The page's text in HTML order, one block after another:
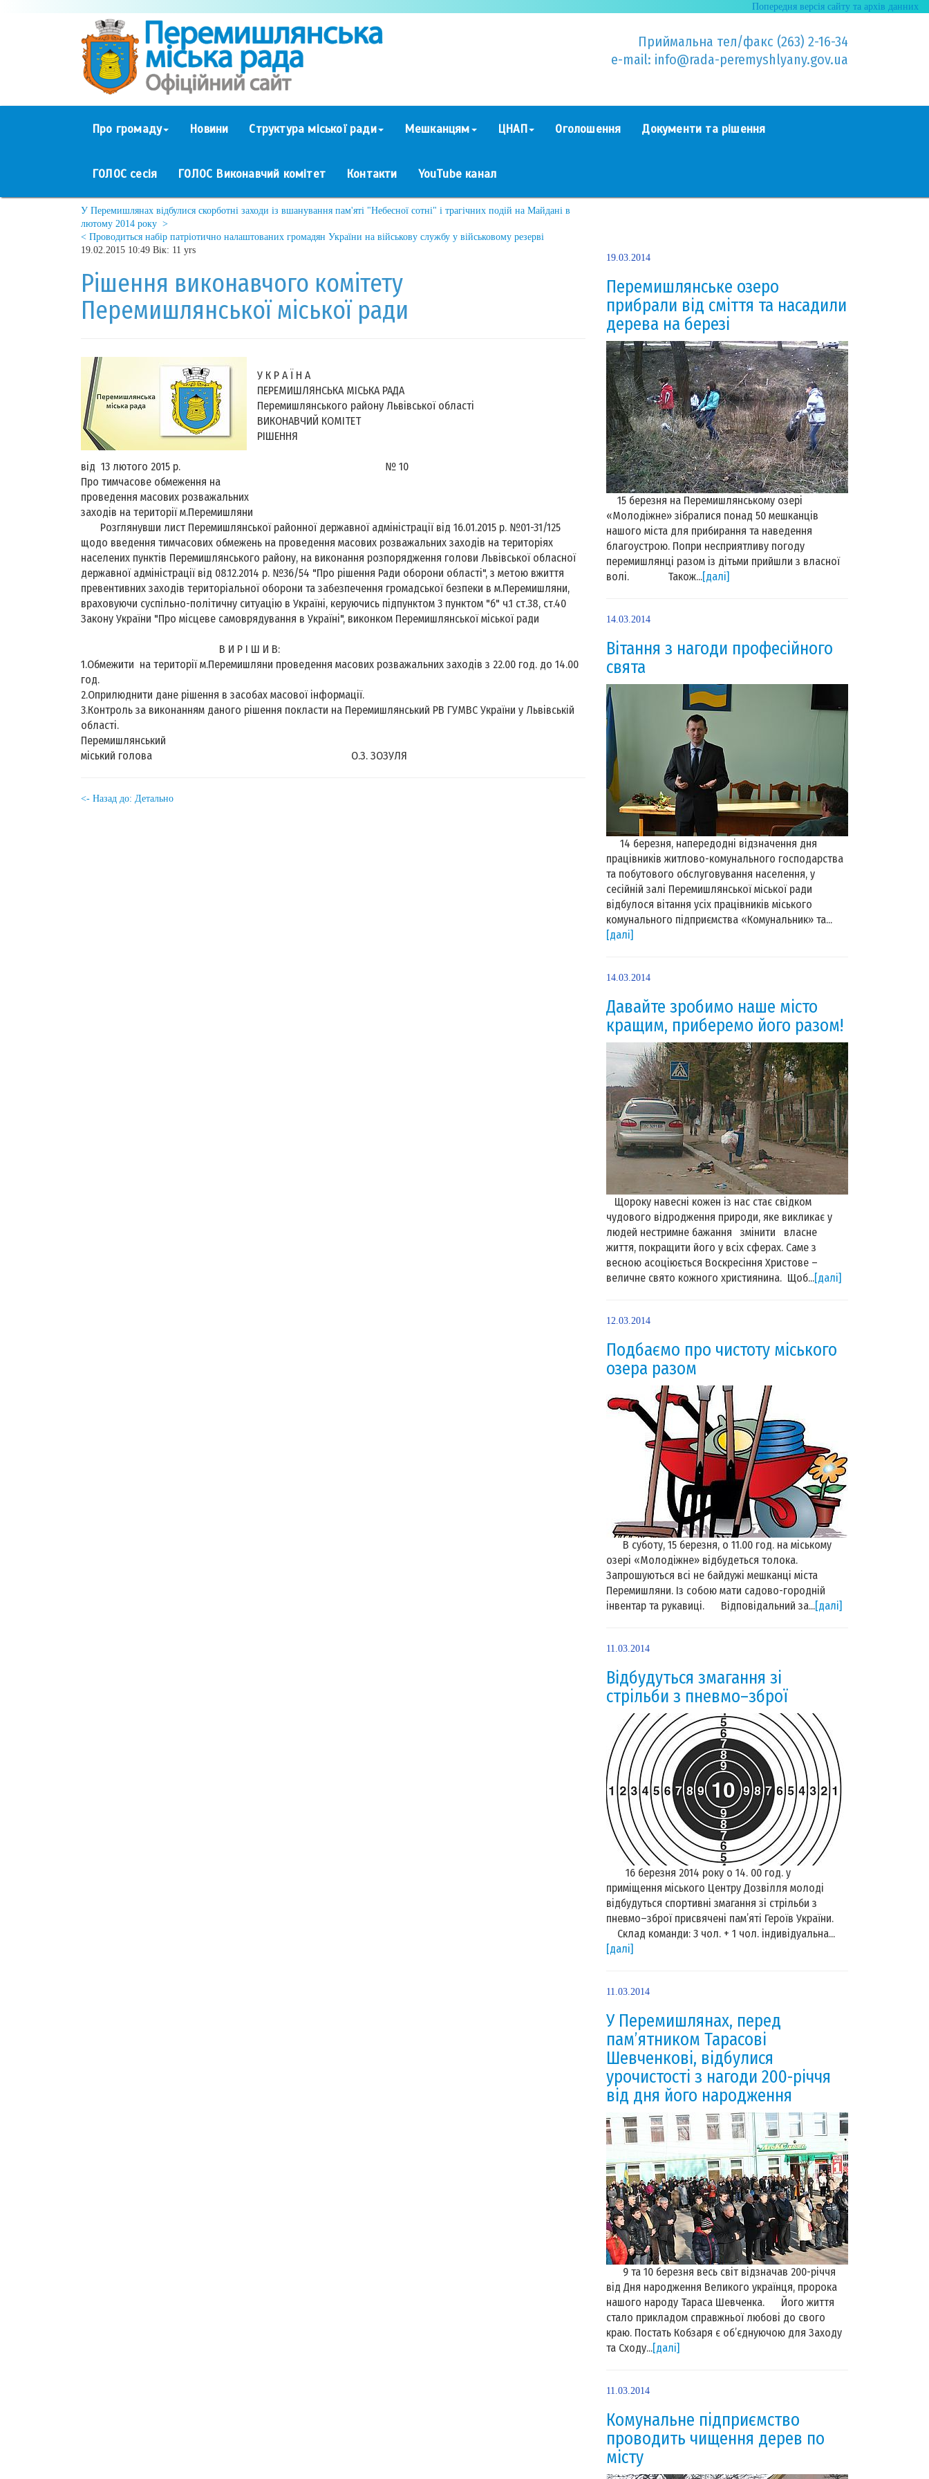
Попередня версія сайту та архів данних
Приймальна тел/факс (263) 2-16-34
e-mail: info@rada-peremyshlyany.gov.ua
Про громаду Новини Структура міської ради Мешканцям ЦНАП Оголошення Документи та рішення
ГОЛОС сесія ГОЛОС Виконавчий комітет Контакти YouTube канал
У Перемишлянах відбулися скорботні заходи із вшанування пам'яті "Небесної сотні" і трагічних подій на Майдані в
лютому 2014 року >
< Проводиться набір патріотично налаштованих громадян України на військову службу у військовому резерві
19.02.2015 10:49 Вік: 11 yrs
Рішення виконавчого комітету
Перемишлянської міської ради
У К Р А Ї Н А
ПЕРЕМИШЛЯНСЬКА МІСЬКА РАДА
Перемишлянського району Львівської області
ВИКОНАВЧИЙ КОМІТЕТ
РІШЕННЯ
від 13 лютого 2015 р. № 10
Про тимчасове обмеження на
проведення масових розважальних
заходів на території м.Перемишляни
Розглянувши лист Перемишлянської районної державної адміністрації від 16.01.2015 р. №01-31/125
щодо введення тимчасових обмежень на проведення масових розважальних заходів на територіях
населених пунктів Перемишлянського району, на виконання розпорядження голови Львівської обласної
державної адміністрації від 08.12.2014 р. №36/54 "Про рішення Ради оборони області", з метою вжиття
превентивних заходів територіальної оборони та забезпечення громадської безпеки в м.Перемишляни,
враховуючи суспільно-політичну ситуацію в Україні, керуючись підпунктом 3 пунктом "б" ч.1 ст.38, ст.40
Закону України "Про місцеве самоврядування в Україні", виконком Перемишлянської міської ради
В И Р І Ш И В:
1.Обмежити на території м.Перемишляни проведення масових розважальних заходів з 22.00 год. до 14.00
год.
2.Оприлюднити дане рішення в засобах масової інформації.
3.Контроль за виконанням даного рішення покласти на Перемишлянський РВ ГУМВС України у Львівській
області.
Перемишлянський
міський голова О.З. ЗОЗУЛЯ
<- Назад до: Детально
19.03.2014
Перемишлянське озеро
прибрали від сміття та насадили
дерева на березі
15 березня на Перемишлянському озері
«Молодіжне» зібралися понад 50 мешканців
нашого міста для прибирання та наведення
благоустрою. Попри несприятливу погоду
перемишлянці разом із дітьми прийшли з власної
волі. Також...[далі]
14.03.2014
Вітання з нагоди професійного
свята
14 березня, напередодні відзначення дня
працівників житлово-комунального господарства
та побутового обслуговування населення, у
сесійній залі Перемишлянської міської ради
відбулося вітання усіх працівників міського
комунального підприємства «Комунальник» та...
[далі]
14.03.2014
Давайте зробимо наше місто
кращим, приберемо його разом!
Щороку навесні кожен із нас стає свідком
чудового відродження природи, яке викликає у
людей нестримне бажання змінити власне
життя, покращити його у всіх сферах. Саме з
весною асоціюється Воскресіння Христове –
величне свято кожного християнина. Щоб...[далі]
12.03.2014
Подбаємо про чистоту міського
озера разом
В суботу, 15 березня, о 11.00 год. на міському
озері «Молодіжне» відбудеться толока.
Запрошуються всі не байдужі мешканці міста
Перемишляни. Із собою мати садово-городній
інвентар та рукавиці. Відповідальний за...[далі]
11.03.2014
Відбудуться змагання зі
стрільби з пневмо–зброї
16 березня 2014 року о 14. 00 год. у
приміщення міського Центру Дозвілля молоді
відбудуться спортивні змагання зі стрільби з
пневмо–зброї присвячені пам’яті Героїв України.
Склад команди: 3 чол. + 1 чол. індивідуальна...
[далі]
11.03.2014
У Перемишлянах, перед
пам’ятником Тарасові
Шевченкові, відбулися
урочистості з нагоди 200-річчя
від дня його народження
9 та 10 березня весь світ відзначав 200-річчя
від Дня народження Великого українця, пророка
нашого народу Тараса Шевченка. Його життя
стало прикладом справжньої любові до свого
краю. Постать Кобзаря є об’єднуючою для Заходу
та Сходу...[далі]
11.03.2014
Комунальне підприємство
проводить чищення дерев по
місту